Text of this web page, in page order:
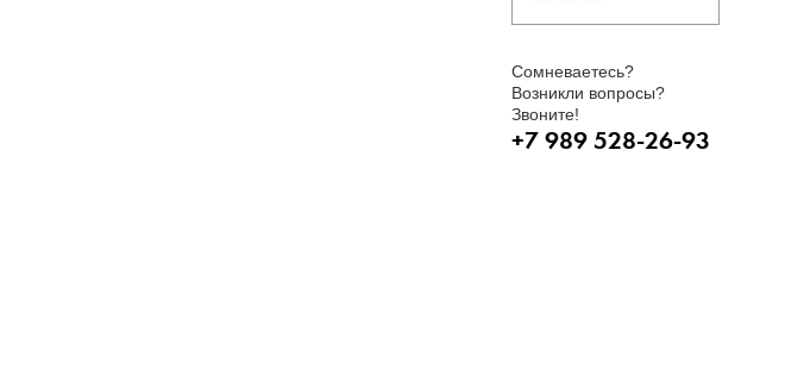
Сомневаетесь?
Возникли вопросы?
Звоните!
+7 989 528-26-93